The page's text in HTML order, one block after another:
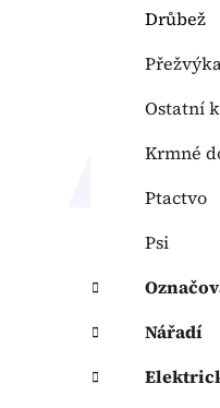
Drůbež
Ostatní
Krmné
Ptactvo
Psi
Nářadí